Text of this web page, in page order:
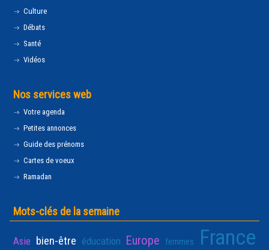
Culture
Débats
Santé
Vidéos
Nos services web
Votre agenda
Petites annonces
Guide des prénoms
Cartes de voeux
Ramadan
Mots-clés de la semaine
Asie bien-être éducation Europe femmes France